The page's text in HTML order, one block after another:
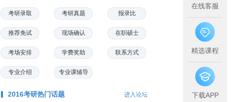
考研录取 考研真题 报录比
推荐免试 现场确认 在职硕士
考场安排 学费奖助 联系方式
专业介绍 专业课辅导
2016考研热门话题 进入论坛
在线客服
精选课程
下载APP